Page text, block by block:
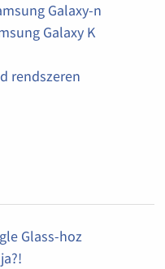
Galaxy-n
Galaxy K
rendszeren
Glass-hoz